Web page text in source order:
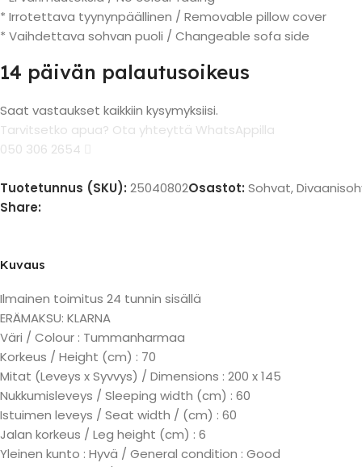
* Irrotettava tyynynpäällinen / Removable pillow cover
* Vaihdettava sohvan puoli / Changeable sofa side
14 päivän palautusoikeus
Saat vastaukset kaikkiin kysymyksiisi.
Tarvitsetko apua? Ota yhteyttä WhatsAppilla
050 306 2654
Tuotetunnus (SKU): 25040802Osastot: Sohvat,
Share:
Kuvaus
Ilmainen toimitus 24 tunnin sisällä
ERÄMAKSU: KLARNA
Väri / Colour : Tummanharmaa
Korkeus / Height (cm) : 70
Mitat (Leveys x Syvvys) / Dimensions : 200 x 145
Nukkumisleveys / Sleeping width (cm) : 60
Istuimen leveys / Seat width / (cm) : 60
Jalan korkeus / Leg height (cm) : 6
Yleinen kunto : Hyvä / General condition : Good